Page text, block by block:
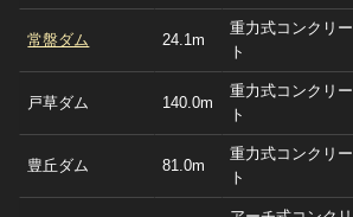
常盤ダム 24.1m
重力式コンクリー
ト
戸草ダム 140.0m
重力式コンクリー
ト
豊丘ダム 81.0m
重力式コンクリー
ト